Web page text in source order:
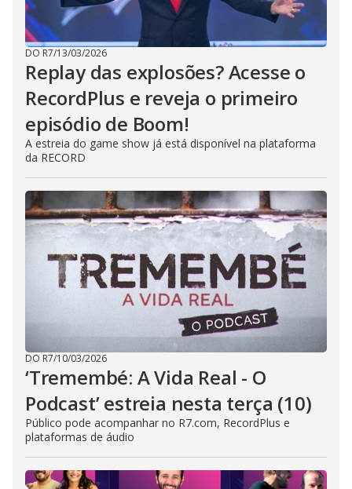
DO R7/13/03/2026
Replay das explosões? Acesse o
RecordPlus e reveja o primeiro
episódio de Boom!
A estreia do game show já está disponível na plataforma
da RECORD
DO R7/10/03/2026
‘Tremembé: A Vida Real - O
Podcast’ estreia nesta terça (10)
Público pode acompanhar no R7.com, RecordPlus e
plataformas de áudio